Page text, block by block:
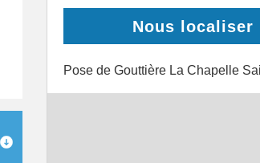
Nous localiser
Pose de Gouttière La Chapelle